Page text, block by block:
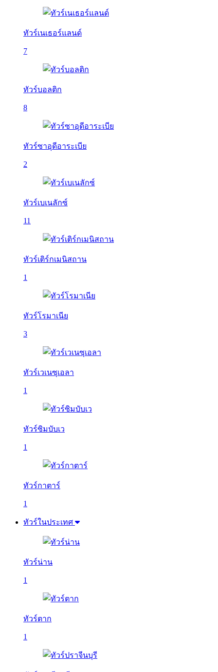
ทัวร์เนเธอร์แลนด์
7
ทัวร์บอลติก
8
ทัวร์ซาอุดีอาระเบีย
2
ทัวร์เบเนลักซ์
11
ทัวร์เติร์กเมนิสถาน
1
ทัวร์โรมาเนีย
3
ทัวร์เวเนซุเอลา
1
ทัวร์ซิมบับเว
1
ทัวร์กาตาร์
1
ทัวร์ในประเทศ
ทัวร์น่าน
1
ทัวร์ตาก
1